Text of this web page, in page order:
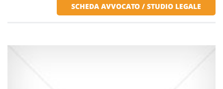
SCHEDA AVVOCATO / STUDIO LEGALE